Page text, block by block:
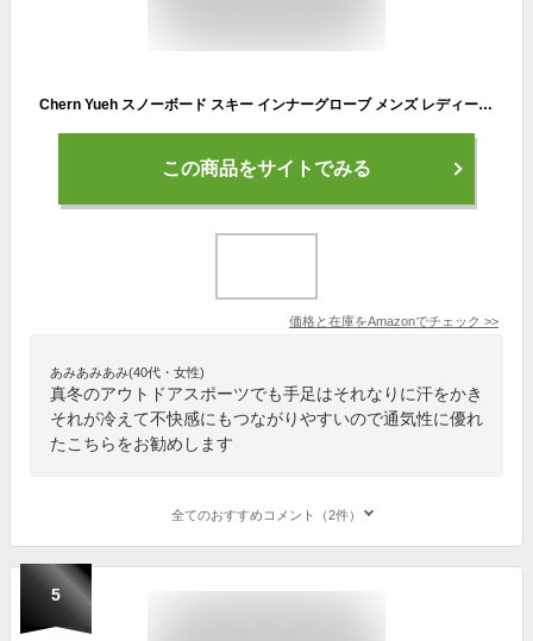
Chern Yueh スノーボード スキー インナーグローブ メンズ レディース 保温 防寒 UVカット TOUCHSCREEN LINER (Large)
この商品をサイトでみる
価格と在庫をAmazonでチェック >>
あみあみあみ(40代・女性)
真冬のアウトドアスポーツでも手足はそれなりに汗をかき
それが冷えて不快感にもつながりやすいので通気性に優れ
たこちらをお勧めします
全てのおすすめコメント（2件）
5